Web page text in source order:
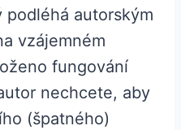
autorským
vzájemném
fungování
nechcete, aby
(špatného)